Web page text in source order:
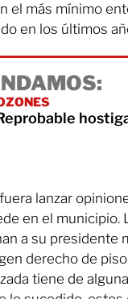
el más mínimo
en los últimos
lanzar
en el municipio.
a su presidente
derecho de piso
tiene de